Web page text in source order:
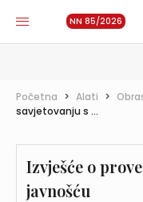
NN 85/2026
Početna > Alati >
savjetovanju s ...
Izvješće o
javnošću